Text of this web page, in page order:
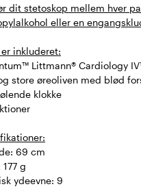
dit stetoskop mellem hver
eller en
inkluderet:
Littmann® Cardiology
store øreoliven med blød
klokke
69 cm
g
ydeevne: 9